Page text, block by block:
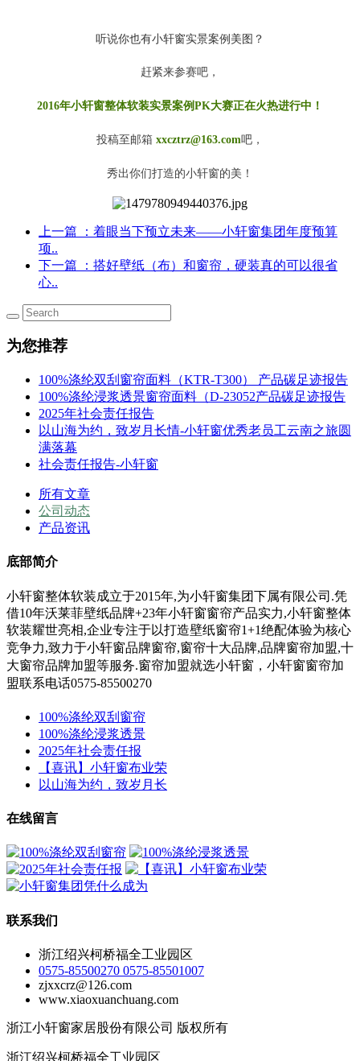
听说你也有小轩窗实景案例美图？
赶紧来参赛吧，
2016年小轩窗整体软装实景案例PK大赛正在火热进行中！
投稿至邮箱 xxcztrz@163.com吧，
秀出你们打造的小轩窗的美！
上一篇
：着眼当下预立未来——小轩窗集团年度预算
项..
下一篇
：搭好壁纸（布）和窗帘，硬装真的可以很省
心..
为您推荐
100%涤纶双刮窗帘面料（KTR-T300） 产品碳足迹报告
100%涤纶浸浆透景窗帘面料（D-23052产品碳足迹报告
2025年社会责任报告
以山海为约，致岁月长情-小轩窗优秀老员工云南之旅圆
满落幕
社会责任报告-小轩窗
所有文章
公司动态
产品资讯
底部简介
小轩窗整体软装成立于2015年,为小轩窗集团下属有限公司.凭
借10年沃莱菲壁纸品牌+23年小轩窗窗帘产品实力,小轩窗整体
软装耀世亮相,企业专注于以打造壁纸窗帘1+1绝配体验为核心
竞争力,致力于小轩窗品牌窗帘,窗帘十大品牌,品牌窗帘加盟,十
大窗帘品牌加盟等服务.窗帘加盟就选小轩窗，小轩窗窗帘加
盟联系电话0575-85500270
100%涤纶双刮窗帘
100%涤纶浸浆透景
2025年社会责任报
【喜讯】小轩窗布业荣
以山海为约，致岁月长
在线留言
联系我们
浙江绍兴柯桥福全工业园区
0575-85500270 0575-85501007
zjxxcrz@126.com
www.xiaoxuanchuang.com
浙江小轩窗家居股份有限公司 版权所有
浙江绍兴柯桥福全工业园区